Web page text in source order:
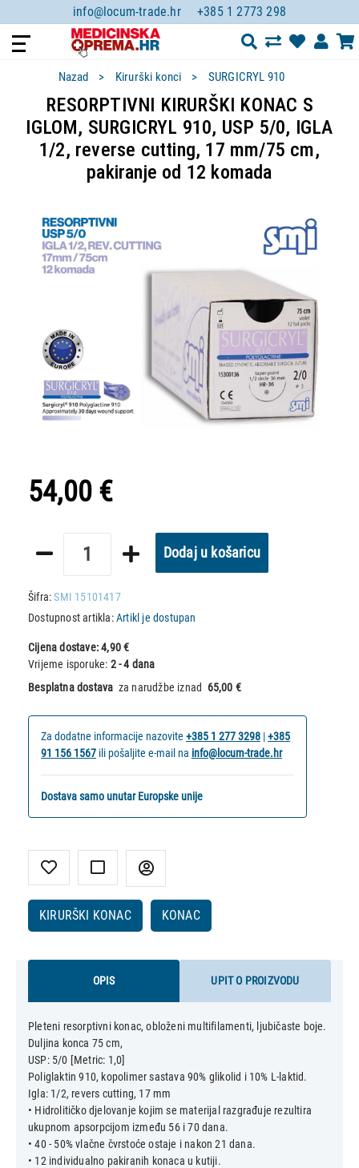
info@locum-trade.hr +385 1 2773 298
Nazad Kirurški konci SURGICRYL 910
RESORPTIVNI KIRURŠKI KONAC S
IGLOM, SURGICRYL 910, USP 5/0, IGLA
1/2, reverse cutting, 17 mm/75 cm,
pakiranje od 12 komada
54,00 €
Dodaj u košaricu
Šifra:SMI 15101417
Dostupnost artikla:Artikl je dostupan
Cijena dostave:4,90 €
Vrijeme isporuke: 2 - 4 dana
Besplatna dostava za narudžbe iznad 65,00 €
Za dodatne informacije nazovite +385 1 277 3298 |+385
91 156 1567 ili pošaljite e-mail na info@locum-trade.hr
Dostava samo unutar Europske unije
KIRURŠKI KONAC KONAC
OPIS UPIT O PROIZVODU
Pleteni resorptivni konac, obloženi multifilamenti, ljubičaste boje.
Duljina konca 75 cm,
USP: 5/0 [Metric: 1,0]
Poliglaktin 910, kopolimer sastava 90% glikolid i 10% L-laktid.
Igla: 1/2, revers cutting, 17 mm
• Hidrolitičko djelovanje kojim se materijal razgrađuje rezultira
ukupnom apsorpcijom između 56 i 70 dana.
• 40 - 50% vlačne čvrstoće ostaje i nakon 21 dana.
• 12 individualno pakiranih konaca u kutiji.